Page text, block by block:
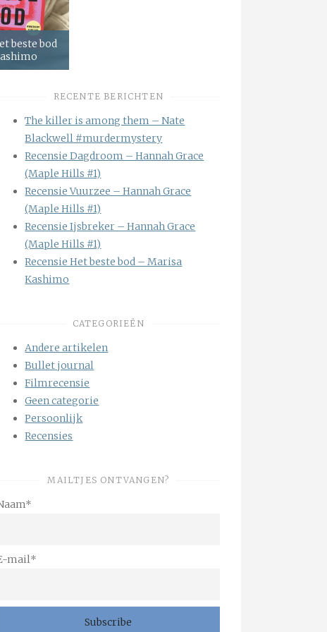
beste bod
RECENTE BERICHTEN
The killer is among them – Nate
Blackwell #murdermystery
Recensie Dagdroom – Hannah Grace
(Maple Hills #1)
Recensie Vuurzee – Hannah Grace
(Maple Hills #1)
Recensie Ijsbreker – Hannah Grace
(Maple Hills #1)
Recensie Het beste bod – Marisa
Kashimo
CATEGORIEËN
Andere artikelen
Bullet journal
Filmrecensie
Geen categorie
Persoonlijk
Recensies
MAILTJES ONTVANGEN?
mail*